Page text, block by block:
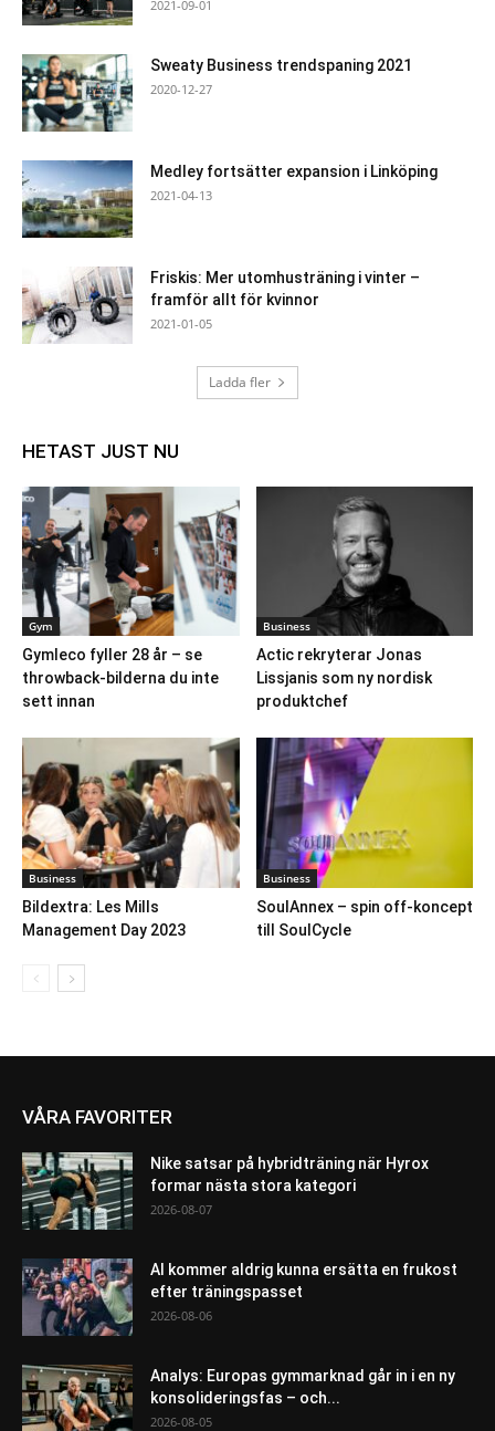
2021-09-01
Sweaty Business trendspaning 2021
2020-12-27
Medley fortsätter expansion i Linköping
2021-04-13
Friskis: Mer utomhusträning i vinter –
framför allt för kvinnor
2021-01-05
Ladda fler
HETAST JUST NU
Gym
Gymleco fyller 28 år – se
throwback-bilderna du inte
sett innan
Business
Actic rekryterar Jonas
Lissjanis som ny nordisk
produktchef
Business
Bildextra: Les Mills
Management Day 2023
Business
SoulAnnex – spin off-koncept
till SoulCycle
VÅRA FAVORITER
Nike satsar på hybridträning när Hyrox
formar nästa stora kategori
2026-08-07
AI kommer aldrig kunna ersätta en frukost
efter träningspasset
2026-08-06
Analys: Europas gymmarknad går in i en ny
konsolideringsfas – och...
2026-08-05